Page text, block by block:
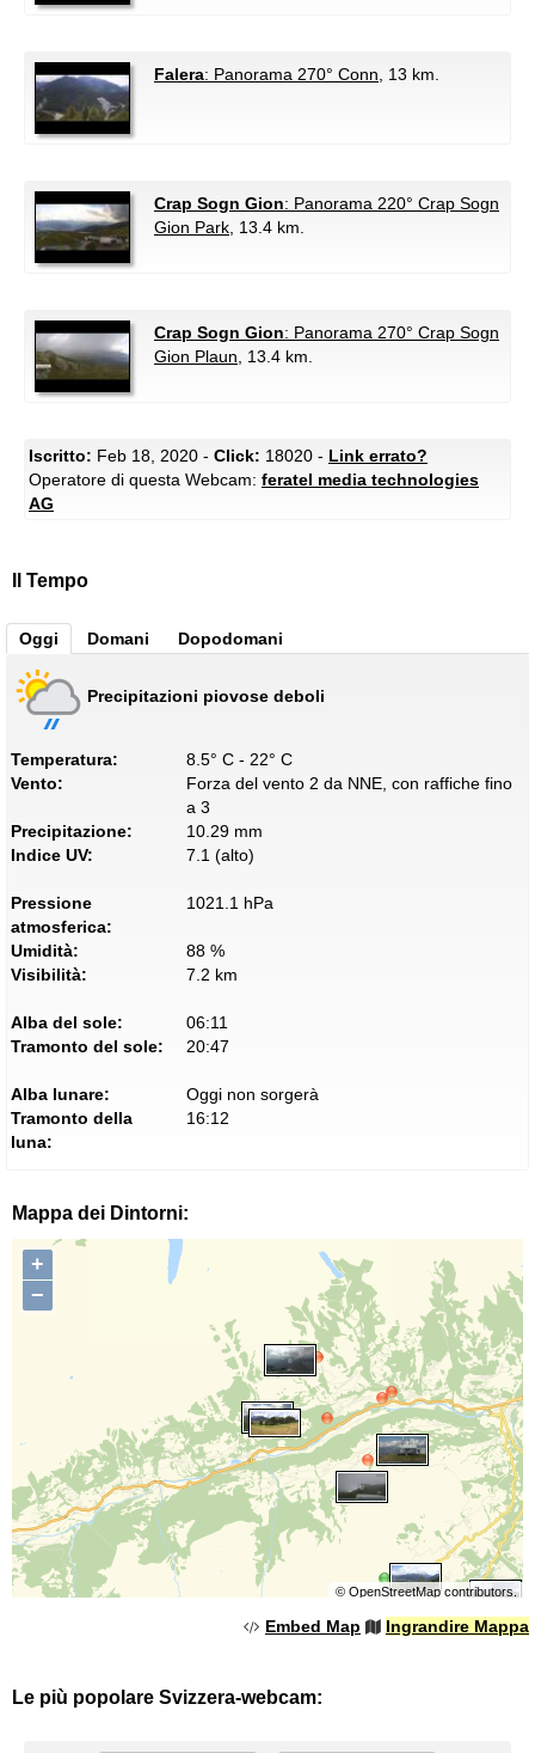
Falera: Panorama 270° Conn , 13 km.
Crap Sogn Gion: Panorama 220° Crap Sogn
Gion Park , 13.4 km.
Crap Sogn Gion: Panorama 270° Crap Sogn
Gion Plaun , 13.4 km.
Iscritto: Feb 18, 2020 - Click: 18020 - Link errato?
Operatore di questa Webcam: feratel media technologies
AG
Il Tempo
Oggi Domani Dopodomani
Precipitazioni piovose deboli
Temperatura:
8.5° C - 22° C
Vento:
Forza del vento 2 da NNE, con raffiche fino
a 3
Precipitazione:
10.29 mm
Indice UV:
7.1 (alto)
Pressione
atmosferica:
1021.1 hPa
Umidità:
88 %
Visibilità:
7.2 km
Alba del sole:
06:11
Tramonto del sole:
20:47
Alba lunare:
Oggi non sorgerà
Tramonto della
luna:
16:12
Mappa dei Dintorni:
+
−
© OpenStreetMapcontributors.
Embed Map Ingrandire Mappa
Le più popolare Svizzera-webcam: